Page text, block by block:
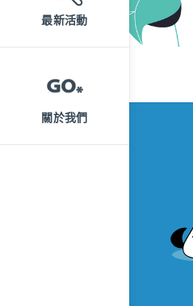
最新活動
關於我們